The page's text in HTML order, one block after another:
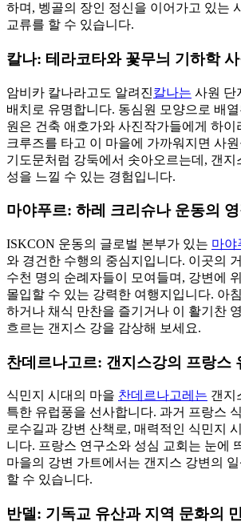
하며, 벵골의 장인 정신을 이어가고 있는
교류를 할 수 있습니다.
칼나: 테라코타와 꽃무늬 기하학 사
암비카 칼나라고도 알려진칼나는 사원 단
배치로 유명합니다. 동심원 모양으로 배
원은 건축 애호가와 사진작가들에게 하이
크루즈를 타고 이 마을에 가까워지면 사
기도문처럼 강둑에서 솟아오르는데, 갠지
성을 느낄 수 있는 경험입니다.
마야푸르: 하레 크리슈나 운동의
ISKCON 운동의 글로벌 본부가 있는 마야
와 경건한 수행의 중심지입니다. 이곳의
수천 명의 순례자들이 모여들며, 강변에
몰입할 수 있는 강력한 여행지입니다. 아
하거나 채식 만찬을 즐기거나 이 활기찬
흐르는 갠지스 강을 감상해 보세요.
찬데르나고르: 갠지스강의 프랑스
식민지 시대의 마을 찬데르나고레는 갠지
특한 유럽풍을 선사합니다. 과거 프랑스
로수길과 강변 산책로, 매력적인 식민지
니다. 프랑스 연구소와 성심 교회는 눈에
마을의 강변 가트에서는 갠지스 강변의
할 수 있습니다.
반델: 기독교 유산과 지역 문화의